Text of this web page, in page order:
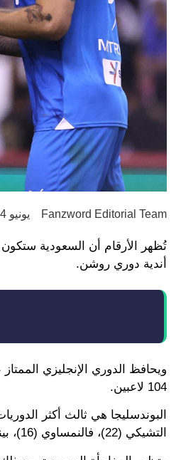
Fanzword Editorial Team يونيو 14, 2024
أندية دوري روشن.
104 لاعبين.
التشيكي (22)، فالنمساوي (16)، بينما يتساوى الدوري الهولندي مع الأوكراني بتواجد 15 لاعبًا.